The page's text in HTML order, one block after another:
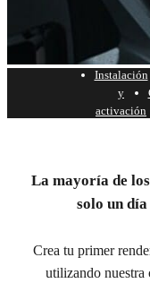
Todo lo que
Instalación
y
activación
La mayoría de
solo un
Crea tu primer
utilizando nuestra